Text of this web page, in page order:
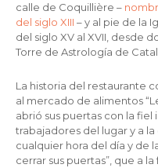
calle de Coquillière –
del siglo XIII – y al pie de la
del siglo XV al XVII, desde
Torre de Astrología de
La historia del restaurante
al mercado de alimentos
abrió sus puertas con la
trabajadores del lugar y a
cualquier hora del día y de
cerrar sus puertas”, que a